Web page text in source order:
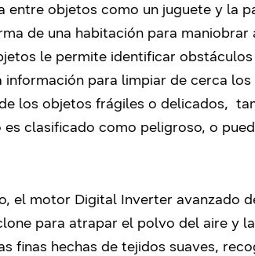
entre objetos como un juguete y la
de una habitación para
le permite identificar
información para limpiar de cerca
los objetos frágiles o delicados,
es clasificado como peligroso, o
el motor Digital Inverter avanzado
para atrapar el polvo del aire y
finas hechas de tejidos suaves,